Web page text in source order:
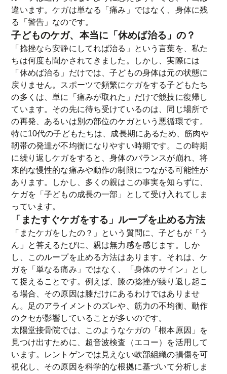
違います。ケガは単なる「痛み」ではなく、身体に残
る「警告」なのです。
子どものケガ、本当に「休めば治る」の？
「捻挫なら安静にしてれば治る」という言葉を、私た
ちは何度も聞かされてきました。しかし、実際には
「休めば治る」だけでは、子どもの身体は元の状態に
戻りません。スポーツで頻繁にケガをする子どもたち
の多くは、単に「痛みが取れた」だけで競技に復帰し
ています。その先に待ち受けているのは、同じ場所で
の再発、あるいは別の部位のケガという悪循環です。
特に10代の子どもたちは、成長期にあるため、筋肉や
靭帯の発達が不均衡になりやすい時期です。この時期
に繰り返しケガをすると、身体のバランスが崩れ、将
来的な慢性的な痛みや動作の制限につながる可能性が
あります。しかし、多くの親はこの事実を知らずに、
ケガを「子どもの成長の一部」として受け入れてしま
っています。
「またすぐケガをする」ループを止める方法
「またケガをしたの？」という質問に、子どもが「う
ん」と答えるたびに、親は無力感を感じます。しか
し、このループを止める方法はあります。それは、ケ
ガを「単なる痛み」ではなく、「身体のサイン」とし
て捉えることです。例えば、膝の捻挫が繰り返し起こ
る場合、その原因は膝だけにあるわけではありませ
ん。足のアライメントのズレや、筋力の不均衡、動作
のクセが影響していることが多いのです。
太陽堂接骨院では、このようなケガの「根本原因」を
見つけ出すために、超音波検査（エコー）を活用して
います。レントゲンでは見えない軟部組織の損傷を可
視化し、その原因を科学的な根拠に基づいて分析しま